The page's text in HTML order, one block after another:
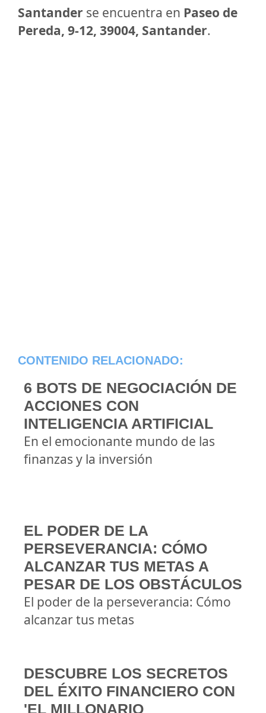
Santander se encuentra en Paseo de
Pereda, 9-12, 39004, Santander.
CONTENIDO RELACIONADO:
6 BOTS DE NEGOCIACIÓN DE
ACCIONES CON
INTELIGENCIA ARTIFICIAL
En el emocionante mundo de las
finanzas y la inversión
EL PODER DE LA
PERSEVERANCIA: CÓMO
ALCANZAR TUS METAS A
PESAR DE LOS OBSTÁCULOS
El poder de la perseverancia: Cómo
alcanzar tus metas
DESCUBRE LOS SECRETOS
DEL ÉXITO FINANCIERO CON
'EL MILLONARIO